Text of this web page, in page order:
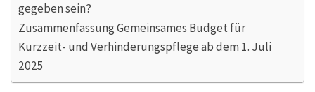
gegeben sein?
Zusammenfassung Gemeinsames Budget für
Kurzzeit- und Verhinderungspflege ab dem 1. Juli
2025